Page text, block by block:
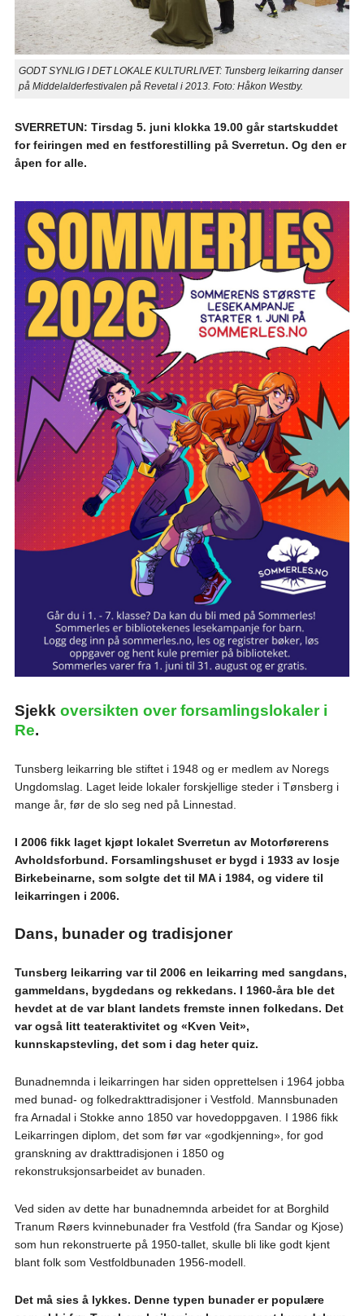
GODT SYNLIG I DET LOKALE KULTURLIVET: Tunsberg leikarring danser
på Middelalderfestivalen på Revetal i 2013. Foto: Håkon Westby.
SVERRETUN: Tirsdag 5. juni klokka 19.00 går startskuddet
for feiringen med en festforestilling på Sverretun. Og den er
åpen for alle.
Sjekk oversikten over forsamlingslokaler i
Re.
Tunsberg leikarring ble stiftet i 1948 og er medlem av Noregs
Ungdomslag. Laget leide lokaler forskjellige steder i Tønsberg i
mange år, før de slo seg ned på Linnestad.
I 2006 fikk laget kjøpt lokalet Sverretun av Motorførerens
Avholdsforbund. Forsamlingshuset er bygd i 1933 av losje
Birkebeinarne, som solgte det til MA i 1984, og videre til
leikarringen i 2006.
Dans, bunader og tradisjoner
Tunsberg leikarring var til 2006 en leikarring med sangdans,
gammeldans, bygdedans og rekkedans. I 1960-åra ble det
hevdet at de var blant landets fremste innen folkedans. Det
var også litt teateraktivitet og «Kven Veit»,
kunnskapstevling, det som i dag heter quiz.
Bunadnemnda i leikarringen har siden opprettelsen i 1964 jobba
med bunad- og folkedrakttradisjoner i Vestfold. Mannsbunaden
fra Arnadal i Stokke anno 1850 var hovedoppgaven. I 1986 fikk
Leikarringen diplom, det som før var «godkjenning», for god
granskning av drakttradisjonen i 1850 og
rekonstruksjonsarbeidet av bunaden.
Ved siden av dette har bunadnemnda arbeidet for at Borghild
Tranum Røers kvinnebunader fra Vestfold (fra Sandar og Kjose)
som hun rekonstruerte på 1950-tallet, skulle bli like godt kjent
blant folk som Vestfoldbunaden 1956-modell.
Det må sies å lykkes. Denne typen bunader er populære